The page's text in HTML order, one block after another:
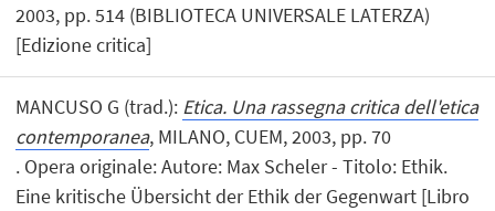
2003, pp. 514 (BIBLIOTECA UNIVERSALE LATERZA)
[Edizione critica]
MANCUSO G (trad.): Etica. Una rassegna critica dell'etica
contemporanea, MILANO, CUEM, 2003, pp. 70
. Opera originale: Autore: Max Scheler - Titolo: Ethik.
Eine kritische Übersicht der Ethik der Gegenwart [Libro